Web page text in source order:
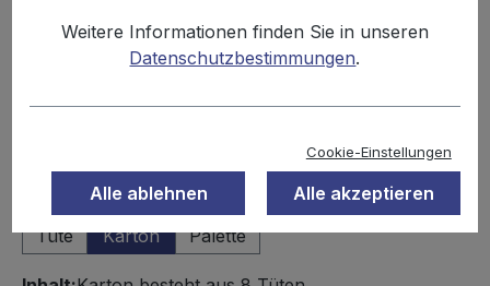
39,99 €
Preise inkl. MwSt. zzgl. Versandkosten
auswählen
Tüte
Karton Palette
Weitere Informationen finden Sie in unseren
Datenschutzbestimmungen.
Cookie-Einstellungen
Alle ablehnen Alle akzeptieren